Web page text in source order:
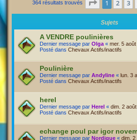
364 résultats trouvés Page 1sur15
1 2 3
Sujets
A VENDRE poulinières
Dernier message par Olga « mer. 5
Posté dans Chevaux Actifs/inactifs
Poulinière
Dernier message par Andyline « lun. 3
Posté dans Chevaux Actifs/inactifs
herel
Dernier message par Herel « dim. 2
Posté dans Chevaux Actifs/inactifs
echange poul par igor
Dernier message par Nordique « dim. 2